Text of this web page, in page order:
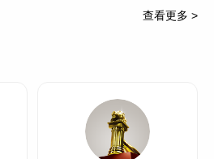
查看更多 >